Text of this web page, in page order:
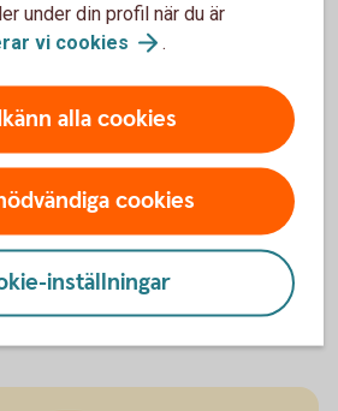
Spärra kort
stulet kort?
på +46 8 411 10 11
under din profil när du är
vi cookies .
alla cookies
cookies
inställningar